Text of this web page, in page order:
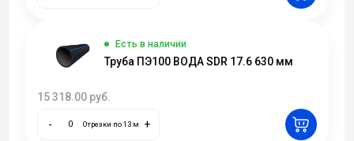
Есть в наличии
Труба ПЭ100 ВОДА SDR 17.6 630 мм
15 318.00 руб.
- Отрезки по 13 м +